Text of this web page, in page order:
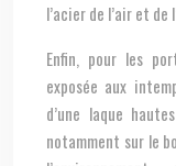
l’acier de l’air et de
Enfin, pour les
exposée aux
d’une laque
notamment sur le